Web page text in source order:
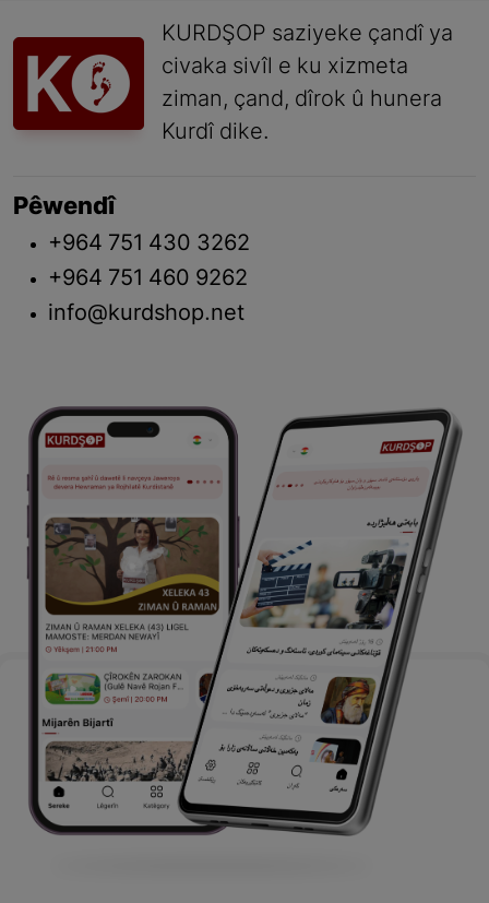
KURDŞOP saziyeke çandî ya
civaka sivîl e ku xizmeta
ziman, çand, dîrok û hunera
Kurdî dike.
Pêwendî
+964 751 430 3262
+964 751 460 9262
info@kurdshop.net